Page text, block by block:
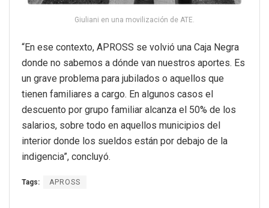
Giuliani en una movilización de ATE.
“En ese contexto, APROSS se volvió una Caja Negra
donde no sabemos a dónde van nuestros aportes. Es
un grave problema para jubilados o aquellos que
tienen familiares a cargo. En algunos casos el
descuento por grupo familiar alcanza el 50% de los
salarios, sobre todo en aquellos municipios del
interior donde los sueldos están por debajo de la
indigencia”, concluyó.
Tags: APROSS